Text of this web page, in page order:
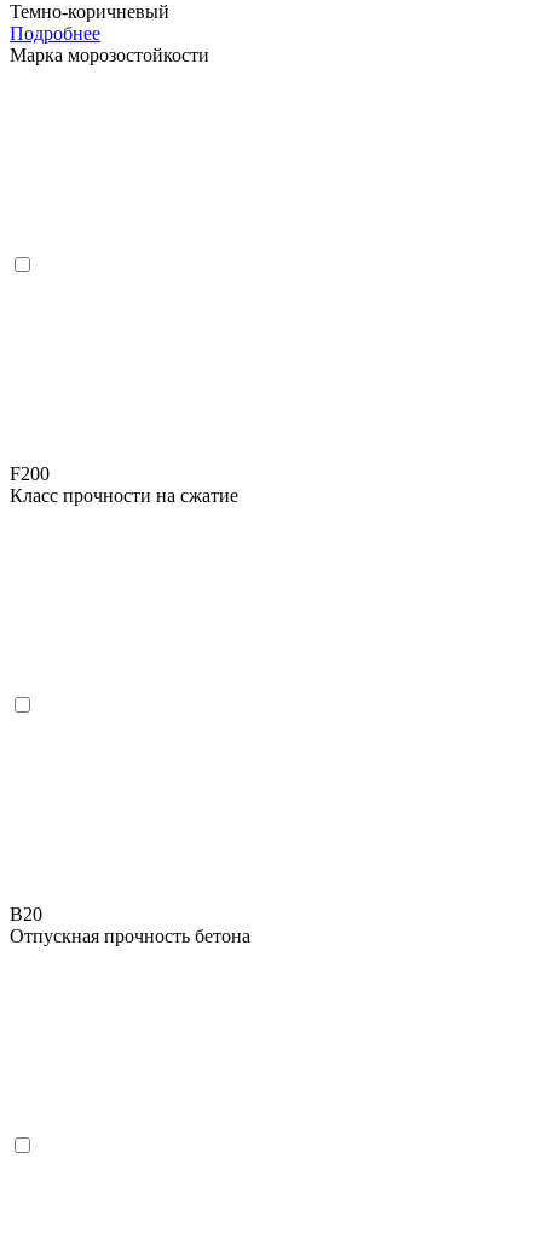
Темно-коричневый
Подробнее
Марка морозостойкости
F200
Класс прочности на сжатие
B20
Отпускная прочность бетона